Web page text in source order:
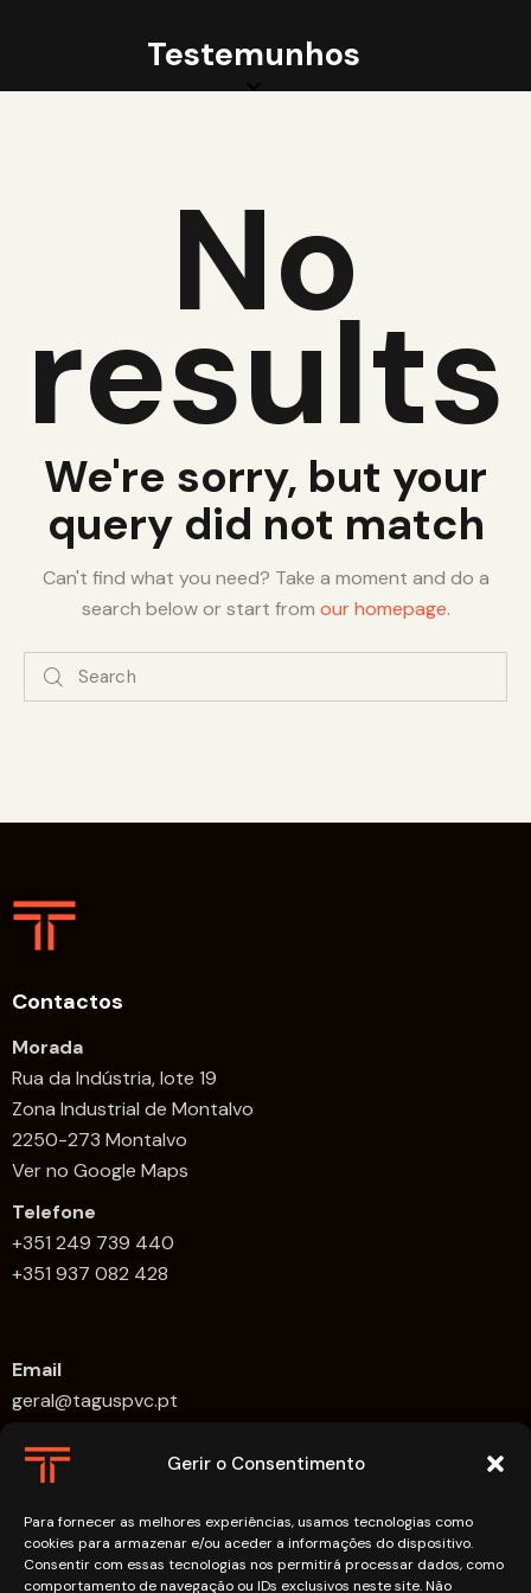
Gerir o Consentimento
Para fornecer as melhores experiências, usamos tecnologias como
cookies para armazenar e/ou aceder a informações do dispositivo.
Consentir com essas tecnologias nos permitirá processar dados, como
comportamento de navegação ou IDs exclusivos neste site. Não
Testemunhos
No
results
We're sorry, but your
query did not match
Can't find what you need? Take a moment and do a
search below or start from our homepage.
Contactos
Morada
Rua da Indústria, lote 19
Zona Industrial de Montalvo
2250-273 Montalvo
Ver no Google Maps
Telefone
+351 249 739 440
+351 937 082 428
Email
geral@taguspvc.pt
Horário de Funcionamento:
Segunda-feira a Sexta-feira: 09h00 – 18h00.
Links
FAQs